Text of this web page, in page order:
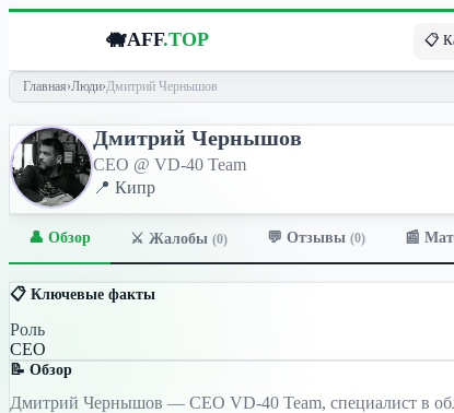
🐗AFF.TOP 📋
Главная›Люди›Дмитрий Чернышов
Дмитрий Чернышов
CEO @ VD-40 Team
📍 Кипр
👤 Обзор ⚔️ Жалобы (0) 💬 Отзывы (0) 📰
📋 Ключевые факты
Роль
CEO
📝 Обзор
Дмитрий Чернышов — CEO VD-40 Team, специалист в